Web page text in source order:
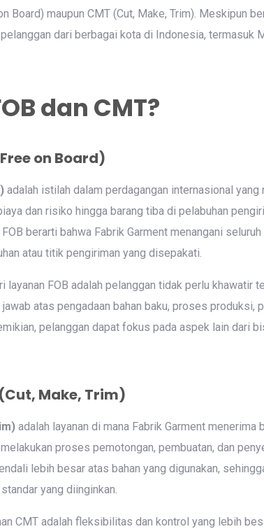
Board) maupun CMT (Cut, Make, Trim). Meskipun
dari berbagai kota di Indonesia, termasuk
dan CMT?
on Board)
adalah istilah dalam perdagangan internasional yang
dan risiko hingga barang tiba di pelabuhan
berarti bahwa Fabrik Garment menangani
atau titik pengiriman yang disepakati.
layanan FOB adalah pelanggan tidak perlu khawatir
atas pengadaan bahan baku, proses produksi,
pelanggan dapat fokus pada aspek lain dari
Make, Trim)
adalah layanan di mana Fabrik Garment menerima
proses pemotongan, pembuatan, dan
lebih besar atas bahan yang digunakan,
yang diinginkan.
CMT adalah fleksibilitas dan kontrol yang lebih